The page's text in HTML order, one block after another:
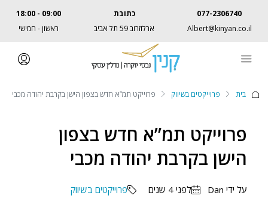
077-2306740
Albert@kinyan.co.il
כתובת
ארלוזרוב 59 תל אביב
09:00 - 18:00
ראשון - חמישי
בית פרוייקטים בשיווק פרוייקט תמ”א חדש בצפון הישן בקרבת יהודה מכבי
פרוייקט תמ”א חדש בצפון
הישן בקרבת יהודה מכבי
על ידי Dan לפני 4 שנים פרוייקטים בשיווק